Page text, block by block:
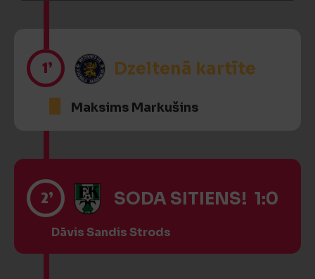
1’ Dzeltenā kartīte
Maksims Markušins
2’ SODA SITIENS! 1:0
Dāvis Sandis Strods